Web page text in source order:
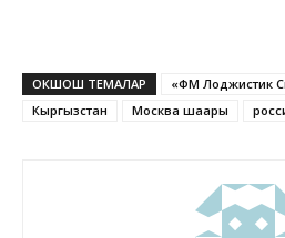
ОКШОШ ТЕМАЛАР
«ФМ Лоджистик
Кыргызстан
Москва шаары